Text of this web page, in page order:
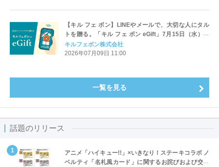
【キル フェ ボン】LINEやメールで、大切な人にタル
トを贈る。「キル フェ ボン eGift」7月15日（水）ス
タート。
キルフェボン株式会社
2026年07月09日 11:00
一覧を見る
話題のリリース
アニメ「ハイキュー!!」×いきなり！ステーキコラボ ノ
ベルティ「名札風カード」に関するお詫びおよび交換